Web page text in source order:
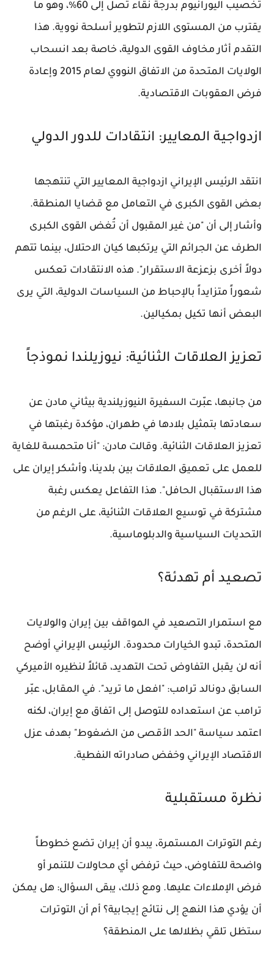
تخصيب اليورانيوم بدرجة نقاء تصل إلى 60%، وهو ما
يقترب من المستوى اللازم لتطوير أسلحة نووية. هذا
التقدم أثار مخاوف القوى الدولية، خاصة بعد انسحاب
الولايات المتحدة من الاتفاق النووي لعام 2015 وإعادة
فرض العقوبات الاقتصادية.
ازدواجية المعايير: انتقادات للدور الدولي
انتقد الرئيس الإيراني ازدواجية المعايير التي تنتهجها
بعض القوى الكبرى في التعامل مع قضايا المنطقة.
وأشار إلى أن "من غير المقبول أن تُغض القوى الكبرى
الطرف عن الجرائم التي يرتكبها كيان الاحتلال، بينما تتهم
دولاً أخرى بزعزعة الاستقرار". هذه الانتقادات تعكس
شعوراً متزايداً بالإحباط من السياسات الدولية، التي يرى
البعض أنها تكيل بمكيالين.
تعزيز العلاقات الثنائية: نيوزيلندا نموذجاً
من جانبها، عبّرت السفيرة النيوزيلندية بيثاني مادن عن
سعادتها بتمثيل بلادها في طهران، مؤكدة رغبتها في
تعزيز العلاقات الثنائية. وقالت مادن: "أنا متحمسة للغاية
للعمل على تعميق العلاقات بين بلدينا، وأشكر إيران على
هذا الاستقبال الحافل". هذا التفاعل يعكس رغبة
مشتركة في توسيع العلاقات الثنائية، على الرغم من
التحديات السياسية والدبلوماسية.
تصعيد أم تهدئة؟
مع استمرار التصعيد في المواقف بين إيران والولايات
المتحدة، تبدو الخيارات محدودة. الرئيس الإيراني أوضح
أنه لن يقبل التفاوض تحت التهديد، قائلاً لنظيره الأميركي
السابق دونالد ترامب: "افعل ما تريد". في المقابل، عبّر
ترامب عن استعداده للتوصل إلى اتفاق مع إيران، لكنه
اعتمد سياسة "الحد الأقصى من الضغوط" بهدف عزل
الاقتصاد الإيراني وخفض صادراته النفطية.
نظرة مستقبلية
رغم التوترات المستمرة، يبدو أن إيران تضع خطوطاً
واضحة للتفاوض، حيث ترفض أي محاولات للتنمر أو
فرض الإملاءات عليها. ومع ذلك، يبقى السؤال: هل يمكن
أن يؤدي هذا النهج إلى نتائج إيجابية؟ أم أن التوترات
ستظل تلقي بظلالها على المنطقة؟